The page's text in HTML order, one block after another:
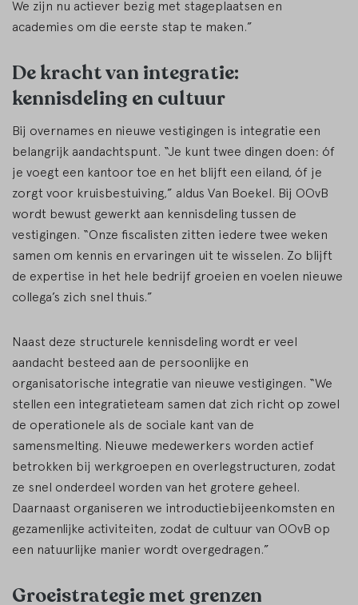
We zijn nu actiever bezig met stageplaatsen en
academies om die eerste stap te maken.”
De kracht van integratie:
kennisdeling en cultuur
Bij overnames en nieuwe vestigingen is integratie een
belangrijk aandachtspunt. “Je kunt twee dingen doen: óf
je voegt een kantoor toe en het blijft een eiland, óf je
zorgt voor kruisbestuiving,” aldus Van Boekel. Bij OOvB
wordt bewust gewerkt aan kennisdeling tussen de
vestigingen. “Onze fiscalisten zitten iedere twee weken
samen om kennis en ervaringen uit te wisselen. Zo blijft
de expertise in het hele bedrijf groeien en voelen nieuwe
collega’s zich snel thuis.”
Naast deze structurele kennisdeling wordt er veel
aandacht besteed aan de persoonlijke en
organisatorische integratie van nieuwe vestigingen. “We
stellen een integratieteam samen dat zich richt op zowel
de operationele als de sociale kant van de
samensmelting. Nieuwe medewerkers worden actief
betrokken bij werkgroepen en overlegstructuren, zodat
ze snel onderdeel worden van het grotere geheel.
Daarnaast organiseren we introductiebijeenkomsten en
gezamenlijke activiteiten, zodat de cultuur van OOvB op
een natuurlijke manier wordt overgedragen.”
Groeistrategie met grenzen